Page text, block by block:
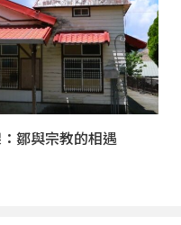
鄒與宗教的相遇